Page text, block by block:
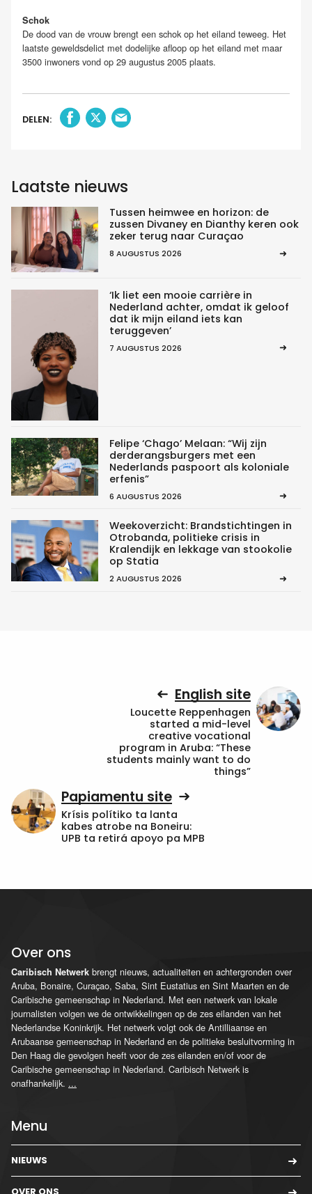
Schok
De dood van de vrouw brengt een schok op het eiland teweeg. Het
laatste geweldsdelict met dodelijke afloop op het eiland met maar
3500 inwoners vond op 29 augustus 2005 plaats.
DELEN:
Laatste nieuws
Tussen heimwee en horizon: de
zussen Divaney en Dianthy keren ook
zeker terug naar Curaçao
8 AUGUSTUS 2026
‘Ik liet een mooie carrière in
Nederland achter, omdat ik geloof
dat ik mijn eiland iets kan
teruggeven’
7 AUGUSTUS 2026
Felipe ‘Chago’ Melaan: “Wij zijn
derderangsburgers met een
Nederlands paspoort als koloniale
erfenis”
6 AUGUSTUS 2026
Weekoverzicht: Brandstichtingen in
Otrobanda, politieke crisis in
Kralendijk en lekkage van stookolie
op Statia
2 AUGUSTUS 2026
English site
Loucette Reppenhagen
started a mid-level
creative vocational
program in Aruba: “These
students mainly want to do
things”
Papiamentu site
Krísis polítiko ta lanta
kabes atrobe na Boneiru:
UPB ta retirá apoyo pa MPB
Over ons
Caribisch Netwerk brengt nieuws, actualiteiten en achtergronden over
Aruba, Bonaire, Curaçao, Saba, Sint Eustatius en Sint Maarten en de
Caribische gemeenschap in Nederland. Met een netwerk van lokale
journalisten volgen we de ontwikkelingen op de zes eilanden van het
Nederlandse Koninkrijk. Het netwerk volgt ook de Antilliaanse en
Arubaanse gemeenschap in Nederland en de politieke besluitvorming in
Den Haag die gevolgen heeft voor de zes eilanden en/of voor de
Caribische gemeenschap in Nederland. Caribisch Netwerk is
onafhankelijk. ...
Menu
NIEUWS
OVER ONS